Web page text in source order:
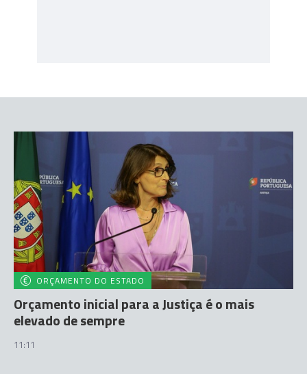
ORÇAMENTO DO ESTADO
Orçamento inicial para a Justiça é o mais
elevado de sempre
11:11